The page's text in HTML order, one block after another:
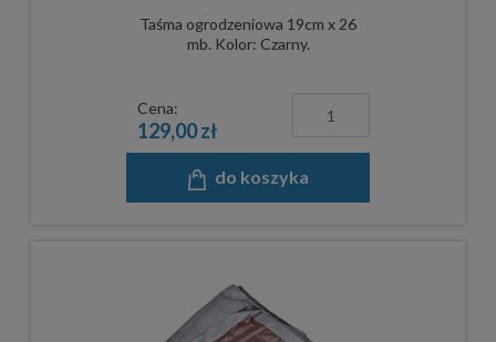
Taśma ogrodzeniowa 19cm x 26
mb. Kolor: Czarny.
Cena:
129,00 zł
do koszyka